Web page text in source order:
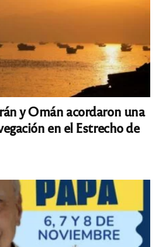
y Omán acordaron una
en el Estrecho de